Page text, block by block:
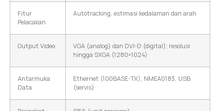
Fitur
Pelacakan
Autotracking, estimasi kedalaman dan arah
Output Video
VGA (analog) dan DVI-D (digital); resolusi
hingga SXGA (1280×1024)
Antarmuka
Data
Ethernet (100BASE-TX), NMEA0183, USB
(servis)